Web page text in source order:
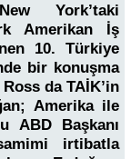
York’taki
Amerikan İş
10. Türkiye
bir konuşma
da TAİK’in
Amerika ile
ABD Başkanı
irtibatla